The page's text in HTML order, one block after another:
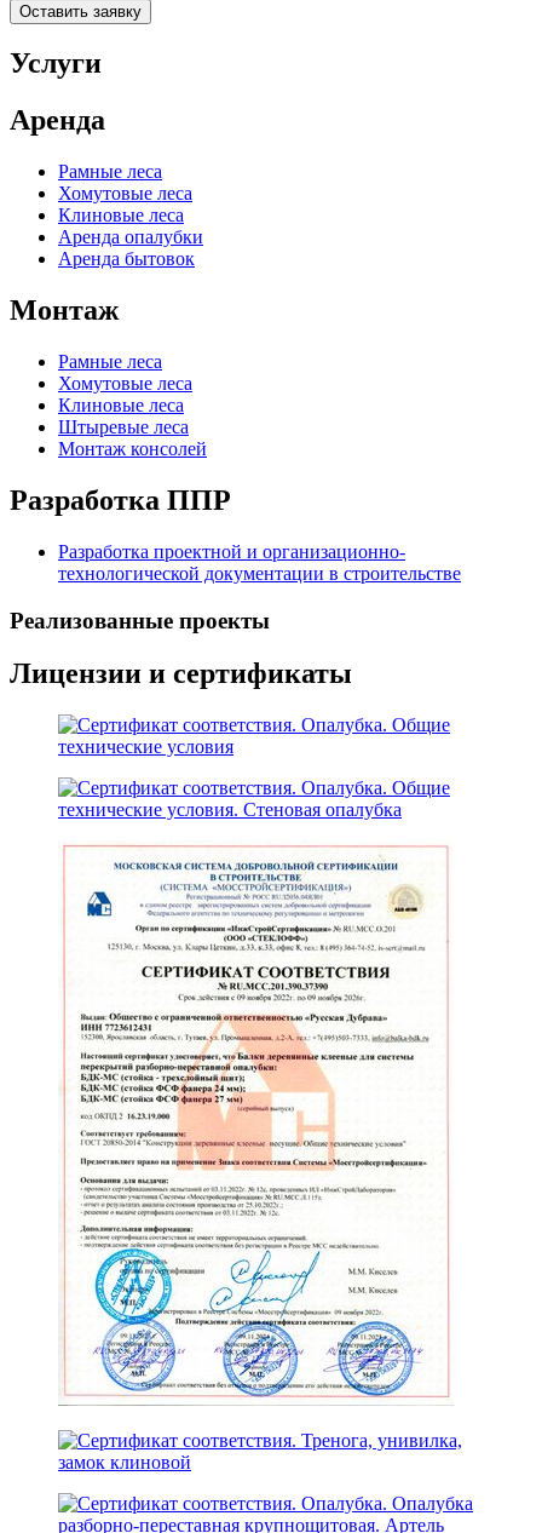
Оставить заявку
Услуги
Аренда
Рамные леса
Хомутовые леса
Клиновые леса
Аренда опалубки
Аренда бытовок
Монтаж
Рамные леса
Хомутовые леса
Клиновые леса
Штыревые леса
Монтаж консолей
Разработка ППР
Разработка проектной и организационно-
технологической документации в строительстве
Реализованные проекты
Лицензии и сертификаты